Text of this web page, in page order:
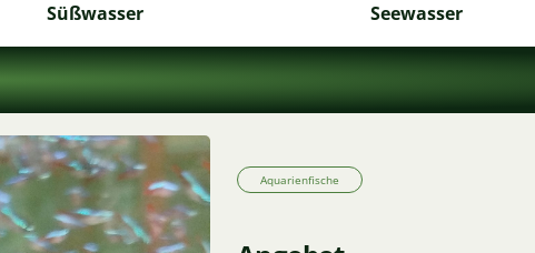
Süßwasser Seewasser
Aquarienfische